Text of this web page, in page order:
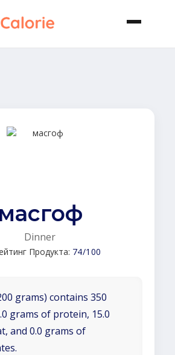
масгоф
Dinner
Продукта: 74/100
grams) contains 350
grams of protein, 15.0
and 0.0 grams of